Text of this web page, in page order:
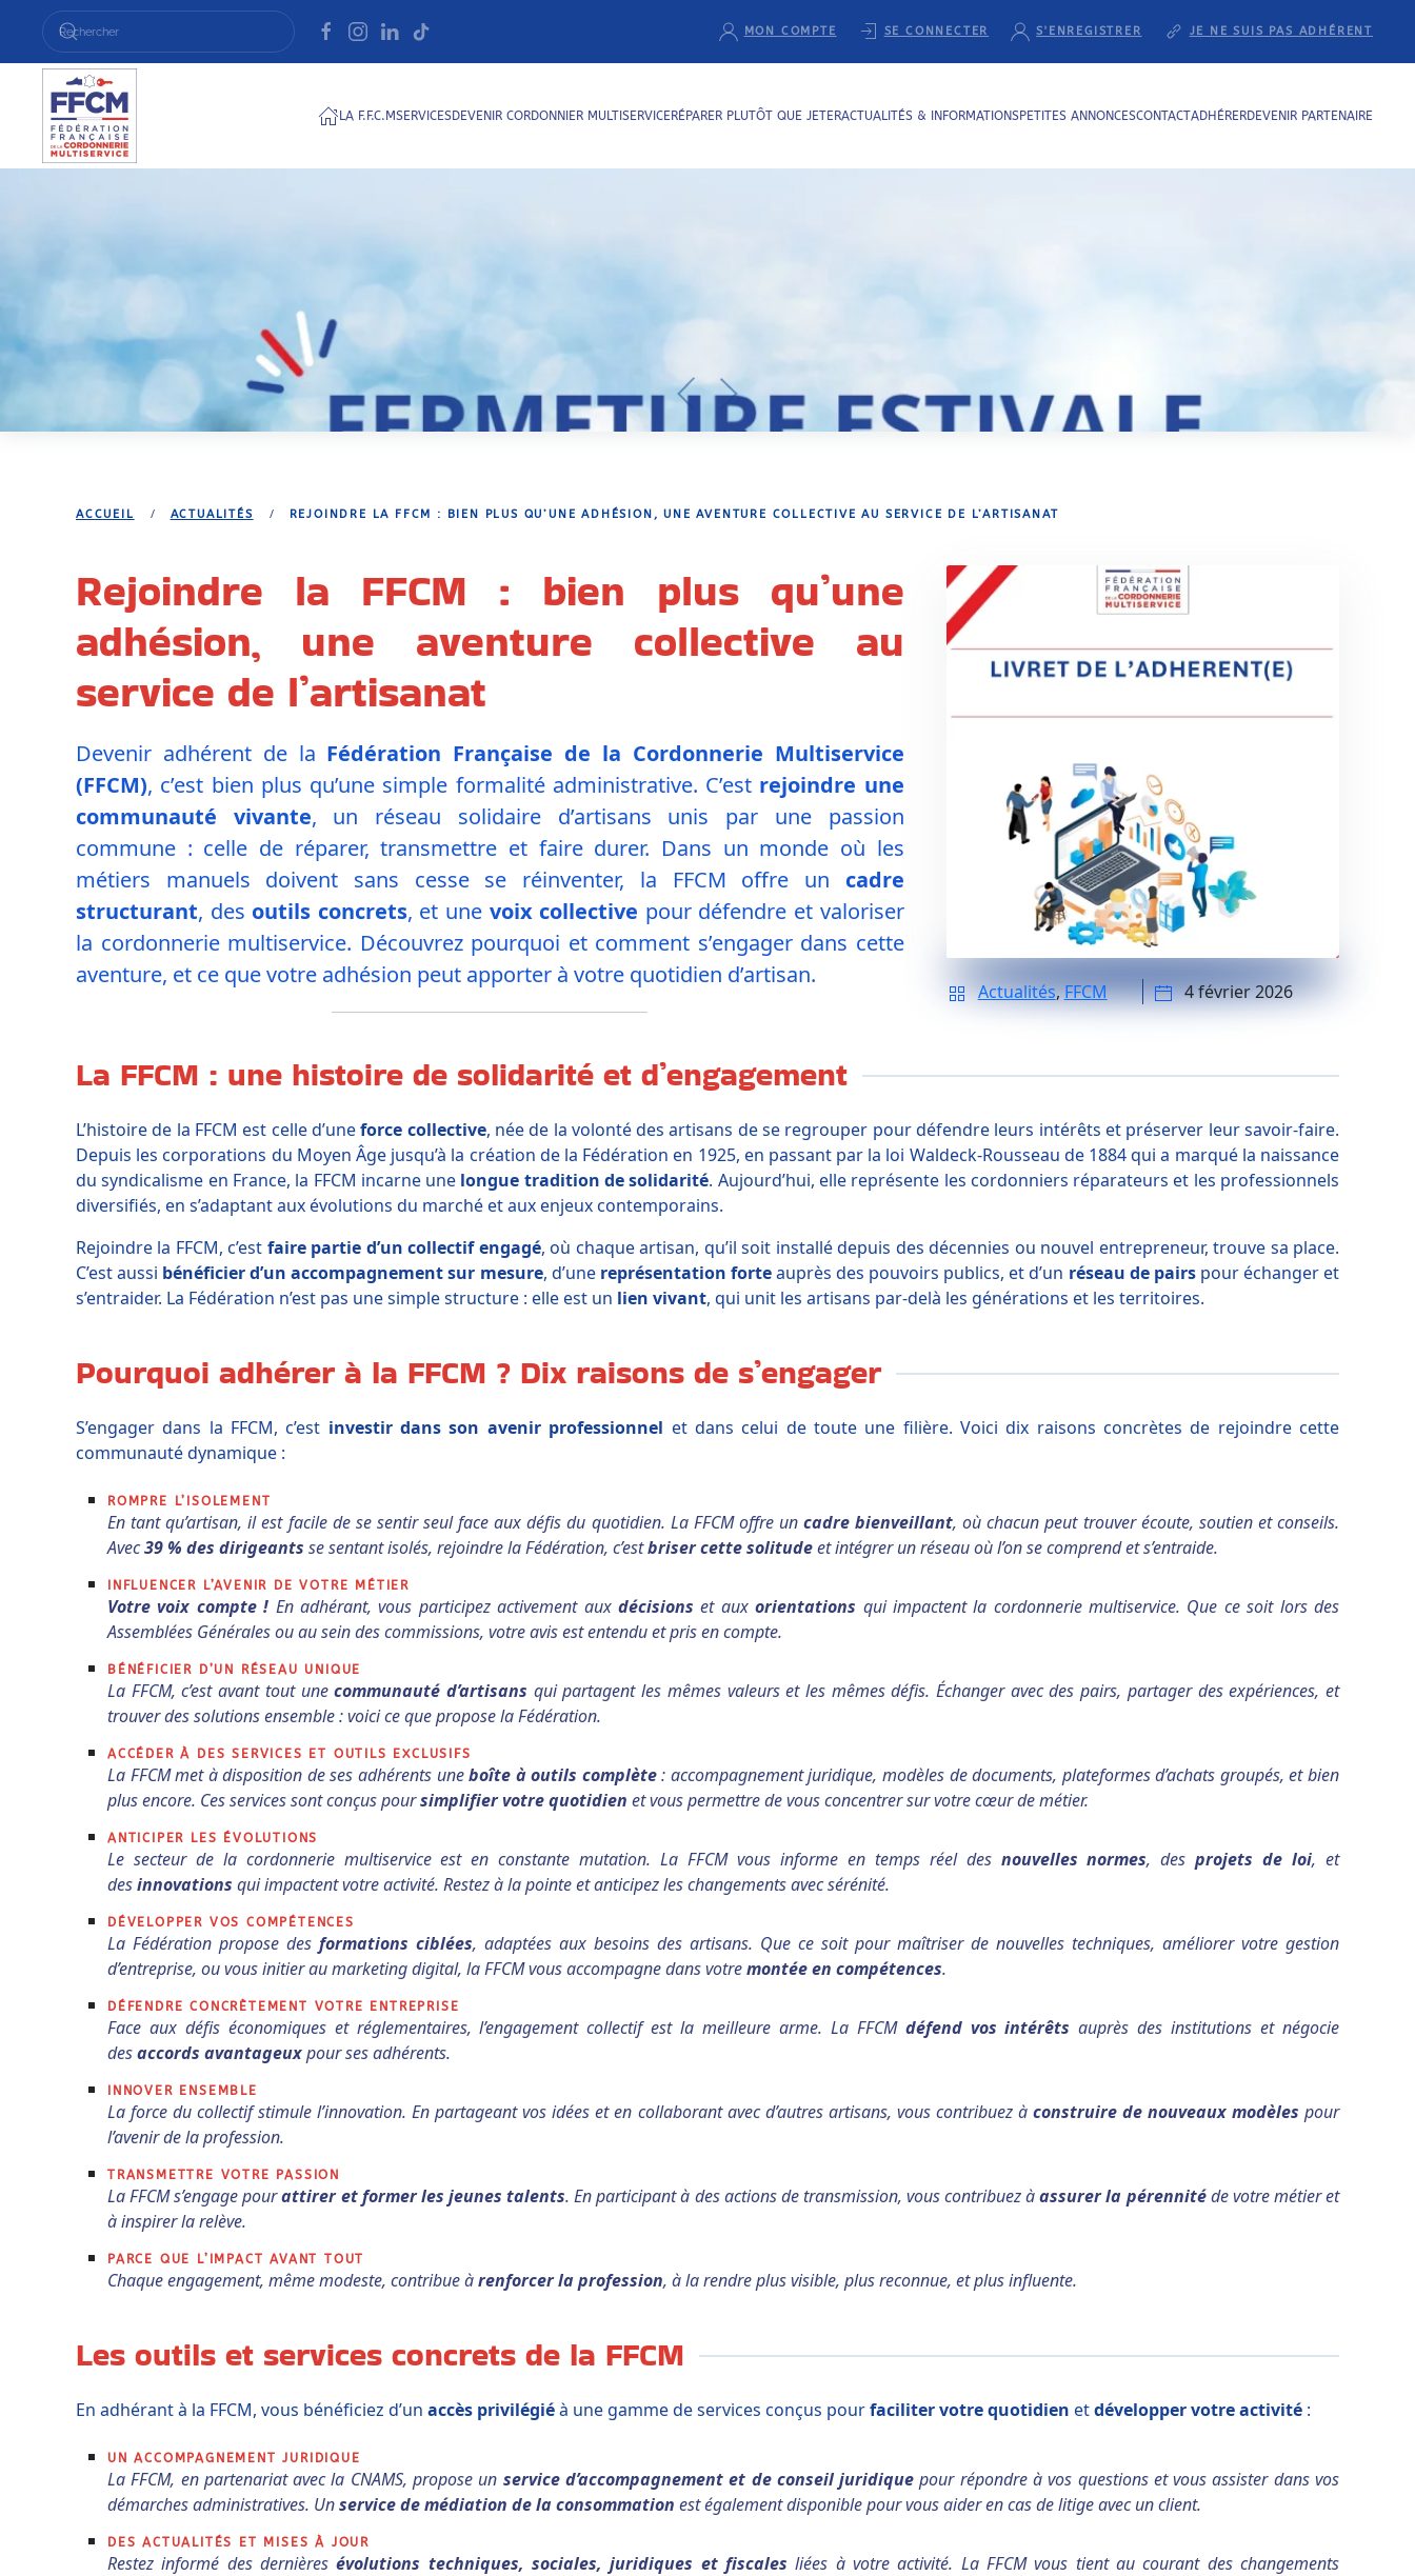
Passer au contenu principal
MON COMPTE SE CONNECTER S'ENREGISTRER JE NE SUIS PAS ADHÉRENT
LA F.F.C.MSERVICESDEVENIR CORDONNIER MULTISERVICERÉPARER PLUTÔT QUE JETERACTUALITÉS & INFORMATIONSPETITES ANNONCESCONTACTADHÉRERDEVENIR PARTENAIRE
ACCUEIL ACTUALITÉS REJOINDRE LA FFCM : BIEN PLUS QU’UNE ADHÉSION, UNE AVENTURE COLLECTIVE AU SERVICE DE L’ARTISANAT
Rejoindre la FFCM : bien plus qu’une
adhésion, une aventure collective au
service de l’artisanat
Devenir adhérent de la Fédération Française de la Cordonnerie Multiservice
(FFCM), c’est bien plus qu’une simple formalité administrative. C’est rejoindre une
communauté vivante, un réseau solidaire d’artisans unis par une passion
commune : celle de réparer, transmettre et faire durer. Dans un monde où les
métiers manuels doivent sans cesse se réinventer, la FFCM offre un cadre
structurant, des outils concrets, et une voix collective pour défendre et valoriser
la cordonnerie multiservice. Découvrez pourquoi et comment s’engager dans cette
aventure, et ce que votre adhésion peut apporter à votre quotidien d’artisan.
Actualités,FFCM 4 février 2026
La FFCM : une histoire de solidarité et d’engagement
L’histoire de la FFCM est celle d’uneforce collective, née de la volonté des artisans de se regrouper pour défendre leurs intérêts et préserver leur savoir-faire.
Depuis les corporations du Moyen Âge jusqu’à la création de la Fédération en 1925, en passant par la loi Waldeck-Rousseau de 1884 qui a marqué la naissance
du syndicalisme en France, la FFCM incarne une longue tradition de solidarité. Aujourd’hui, elle représente les cordonniers réparateurs et les professionnels
diversifiés, en s’adaptant aux évolutions du marché et aux enjeux contemporains.
Rejoindre la FFCM, c’est faire partie d’un collectif engagé, où chaque artisan, qu’il soit installé depuis des décennies ou nouvel entrepreneur, trouve sa place.
C’est aussi bénéficier d’un accompagnement sur mesure, d’une représentation forteauprès des pouvoirs publics, et d’un réseau de pairspour échanger et
s’entraider. La Fédération n’est pas une simple structure : elle est un lien vivant, qui unit les artisans par-delà les générations et les territoires.
Pourquoi adhérer à la FFCM ? Dix raisons de s’engager
S’engager dans la FFCM, c’est investir dans son avenir professionnel et dans celui de toute une filière. Voici dix raisons concrètes de rejoindre cette
communauté dynamique :
ROMPRE L’ISOLEMENT
En tant qu’artisan, il est facile de se sentir seul face aux défis du quotidien. La FFCM offre uncadre bienveillant, où chacun peut trouver écoute, soutien et conseils.
Avec39 % des dirigeants se sentant isolés, rejoindre la Fédération, c’estbriser cette solitudeet intégrer un réseau où l’on se comprend et s’entraide.
INFLUENCER L’AVENIR DE VOTRE MÉTIER
Votre voix compte ! En adhérant, vous participez activement aux décisions et auxorientations qui impactent la cordonnerie multiservice. Que ce soit lors des
Assemblées Générales ou au sein des commissions, votre avis est entendu et pris en compte.
BÉNÉFICIER D’UN RÉSEAU UNIQUE
La FFCM, c’est avant tout unecommunauté d’artisans qui partagent les mêmes valeurs et les mêmes défis. Échanger avec des pairs, partager des expériences, et
trouver des solutions ensemble : voici ce que propose la Fédération.
ACCÉDER À DES SERVICES ET OUTILS EXCLUSIFS
La FFCM met à disposition de ses adhérents uneboîte à outils complète: accompagnement juridique, modèles de documents, plateformes d’achats groupés, et bien
plus encore. Ces services sont conçus poursimplifier votre quotidien et vous permettre de vous concentrer sur votre cœur de métier.
ANTICIPER LES ÉVOLUTIONS
Le secteur de la cordonnerie multiservice est en constante mutation. La FFCM vous informe en temps réel des nouvelles normes, desprojets de loi, et
desinnovations qui impactent votre activité. Restez à la pointe et anticipez les changements avec sérénité.
DÉVELOPPER VOS COMPÉTENCES
La Fédération propose des formations ciblées, adaptées aux besoins des artisans. Que ce soit pour maîtriser de nouvelles techniques, améliorer votre gestion
d’entreprise, ou vous initier au marketing digital, la FFCM vous accompagne dans votremontée en compétences.
DÉFENDRE CONCRÈTEMENT VOTRE ENTREPRISE
Face aux défis économiques et réglementaires, l’engagement collectif est la meilleure arme. La FFCM défend vos intérêts auprès des institutions et négocie
desaccords avantageuxpour ses adhérents.
INNOVER ENSEMBLE
La force du collectif stimule l’innovation. En partageant vos idées et en collaborant avec d’autres artisans, vous contribuez à construire de nouveaux modèles pour
l’avenir de la profession.
TRANSMETTRE VOTRE PASSION
La FFCM s’engage pourattirer et former les jeunes talents. En participant à des actions de transmission, vous contribuez àassurer la pérennitéde votre métier et
à inspirer la relève.
PARCE QUE L’IMPACT AVANT TOUT
Chaque engagement, même modeste, contribue àrenforcer la profession, à la rendre plus visible, plus reconnue, et plus influente.
Les outils et services concrets de la FFCM
En adhérant à la FFCM, vous bénéficiez d’un accès privilégiéà une gamme de services conçus pourfaciliter votre quotidien etdévelopper votre activité :
UN ACCOMPAGNEMENT JURIDIQUE
La FFCM, en partenariat avec la CNAMS, propose un service d’accompagnement et de conseil juridique pour répondre à vos questions et vous assister dans vos
démarches administratives. Unservice de médiation de la consommation est également disponible pour vous aider en cas de litige avec un client.
DES ACTUALITÉS ET MISES À JOUR
Restez informé des dernièresévolutions techniques, sociales, juridiques et fiscales liées à votre activité. La FFCM vous tient au courant des changements